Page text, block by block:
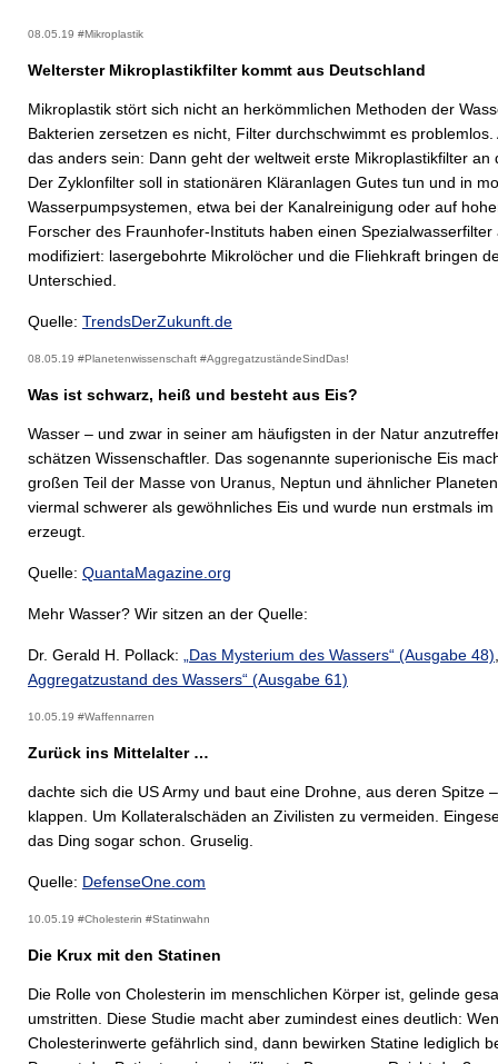
08.05.19 #Mikroplastik
Welterster Mikroplastikfilter kommt aus Deutschland
Mikroplastik stört sich nicht an herkömmlichen Methoden der
Bakterien zersetzen es nicht, Filter durchschwimmt es problemlos.
das anders sein: Dann geht der weltweit erste Mikroplastikfilter an
Der Zyklonfilter soll in stationären Kläranlagen Gutes tun und in
Wasserpumpsystemen, etwa bei der Kanalreinigung oder auf
Forscher des Fraunhofer-Instituts haben einen Spezialwasserfilter
modifiziert: lasergebohrte Mikrolöcher und die Fliehkraft bringen
Unterschied.
Quelle: TrendsDerZukunft.de
08.05.19 #Planetenwissenschaft #AggregatzuständeSindDas!
Was ist schwarz, heiß und besteht aus Eis?
Wasser – und zwar in seiner am häufigsten in der Natur
schätzen Wissenschaftler. Das sogenannte superionische Eis
großen Teil der Masse von Uranus, Neptun und ähnlicher
viermal schwerer als gewöhnliches Eis und wurde nun erstmals im
erzeugt.
Quelle: QuantaMagazine.org
Mehr Wasser? Wir sitzen an der Quelle:
Dr. Gerald H. Pollack: „Das Mysterium des Wassers“ (Ausgabe 48)
Aggregatzustand des Wassers“ (Ausgabe 61)
10.05.19 #Waffennarren
Zurück ins Mittelalter …
dachte sich die US Army und baut eine Drohne, aus deren Spitze
klappen. Um Kollateralschäden an Zivilisten zu vermeiden.
das Ding sogar schon. Gruselig.
Quelle: DefenseOne.com
10.05.19 #Cholesterin #Statinwahn
Die Krux mit den Statinen
Die Rolle von Cholesterin im menschlichen Körper ist, gelinde
umstritten. Diese Studie macht aber zumindest eines deutlich:
Cholesterinwerte gefährlich sind, dann bewirken Statine lediglich